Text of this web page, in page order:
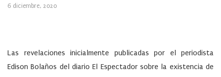
6 diciembre, 2020
Las revelaciones inicialmente publicadas por el periodista
Edison Bolaños del diario El Espectador sobre la existencia de